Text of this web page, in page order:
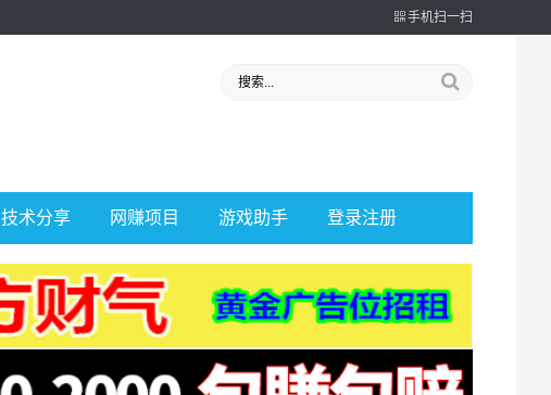
手机扫一扫
技术分享 网赚项目 游戏助手 登录注册